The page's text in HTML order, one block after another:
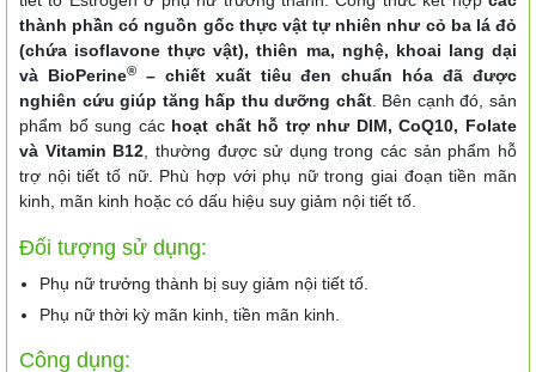
thành phần có nguồn gốc thực vật tự nhiên như cỏ ba lá đỏ
(chứa isoflavone thực vật), thiên ma, nghệ, khoai lang dại
và BioPerine®– chiết xuất tiêu đen chuẩn hóa đã được
nghiên cứu giúp tăng hấp thu dưỡng chất. Bên cạnh đó, sản
phẩm bổ sung các hoạt chất hỗ trợ như DIM, CoQ10, Folate
và Vitamin B12 , thường được sử dụng trong các sản phẩm hỗ
trợ nội tiết tố nữ. Phù hợp với phụ nữ trong giai đoạn tiền mãn
kinh, mãn kinh hoặc có dấu hiệu suy giảm nội tiết tố.
Đối tượng sử dụng:
Phụ nữ trưởng thành bị suy giảm nội tiết tố.
Phụ nữ thời kỳ mãn kinh, tiền mãn kinh.
Công dụng: